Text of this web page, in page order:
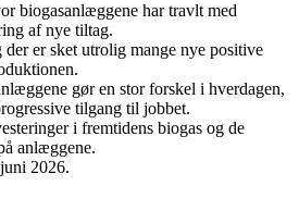
biogasanlæggene har travlt med
af nye tiltag.
der er sket utrolig mange nye positive
gør en stor forskel i hverdagen,
tilgang til jobbet.
i fremtidens biogas og de
anlæggene.
2026.